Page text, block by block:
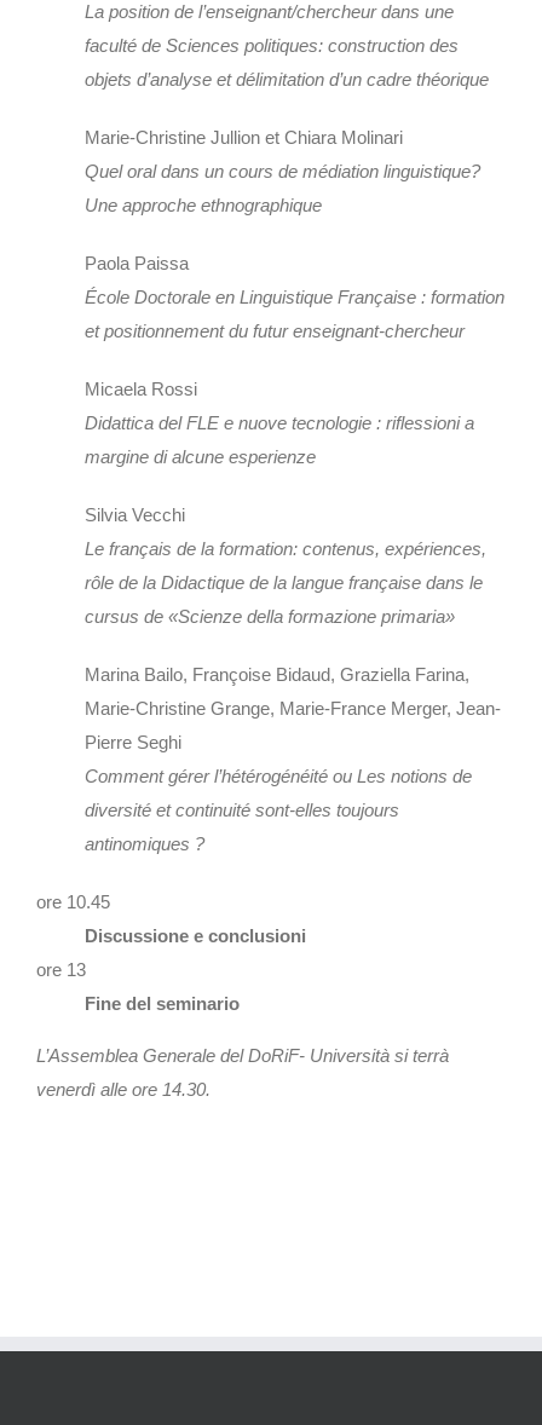
La position de l’enseignant/chercheur dans une
faculté de Sciences politiques: construction des
objets d’analyse et délimitation d’un cadre théorique
Marie-Christine Jullion et Chiara Molinari
Quel oral dans un cours de médiation linguistique?
Une approche ethnographique
Paola Paissa
École Doctorale en Linguistique Française : formation
et positionnement du futur enseignant-chercheur
Micaela Rossi
Didattica del FLE e nuove tecnologie : riflessioni a
margine di alcune esperienze
Silvia Vecchi
Le français de la formation: contenus, expériences,
rôle de la Didactique de la langue française dans le
cursus de «Scienze della formazione primaria»
Marina Bailo, Françoise Bidaud, Graziella Farina,
Marie-Christine Grange, Marie-France Merger, Jean-
Pierre Seghi
Comment gérer l’hétérogénéité ou Les notions de
diversité et continuité sont-elles toujours
antinomiques ?
ore 10.45
Discussione e conclusioni
ore 13
Fine del seminario
L’Assemblea Generale del DoRiF- Università si terrà
venerdì alle ore 14.30.